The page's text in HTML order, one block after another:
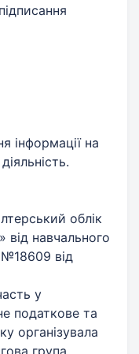
інформації на
облік
від навчального
від
у
податкове та
організувала
група